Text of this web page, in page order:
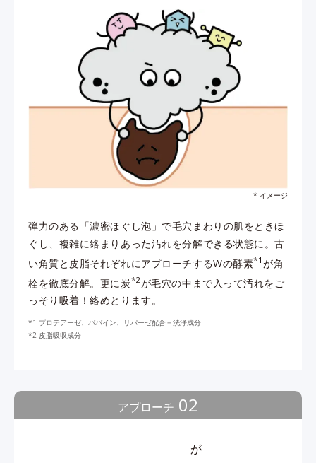
* イメージ
弾力のある「濃密ほぐし泡」で毛穴まわりの肌をときほ
ぐし、複雑に絡まりあった汚れを分解できる状態に。古
い角質と皮脂それぞれにアプローチするWの酵素*1 が角
栓を徹底分解。更に炭*2が毛穴の中まで入って汚れをご
っそり吸着！絡めとります。
プロテアーゼ、パパイン、リパーゼ配合＝洗浄成分
皮脂吸収成分
アプローチ 02
が